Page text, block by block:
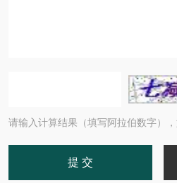
请输入计算结果（填写阿拉伯数字）